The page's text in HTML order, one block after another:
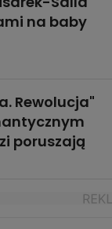
na baby
Rewolucja"
poruszają